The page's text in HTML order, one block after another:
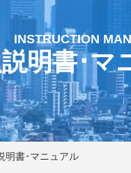
INSTRUCTION
明書･マ
明書･マニュアル